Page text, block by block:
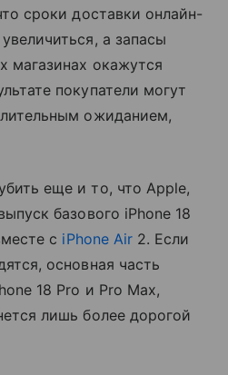
сроки доставки онлайн-
а запасы
магазинах окажутся
покупатели могут
ожиданием,
еще и то, что Apple,
базового iPhone 18
с iPhone Air2. Если
основная часть
18 Pro и Pro Max,
лишь более дорогой